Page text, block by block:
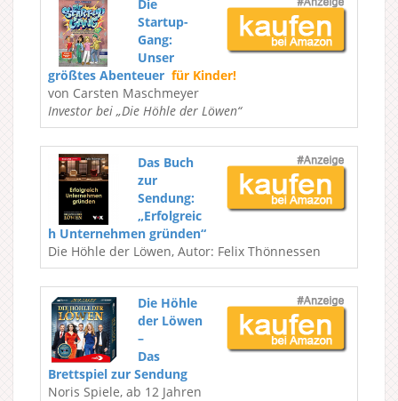
Die
Startup-
Gang:
Unser
größtes Abenteuer für Kinder!
von Carsten Maschmeyer
Investor bei „Die Höhle der Löwen“
Das Buch
zur
Sendung:
„Erfolgreic
h Unternehmen gründen“
Die Höhle der Löwen, Autor: Felix Thönnessen
Die Höhle
der Löwen
–
Das
Brettspiel zur Sendung
Noris Spiele, ab 12 Jahren